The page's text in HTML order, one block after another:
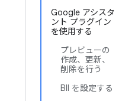
Google アシスタ
ント プラグイン
を使用する
プレビューの
作成、更新、
削除を行う
BII を設定する